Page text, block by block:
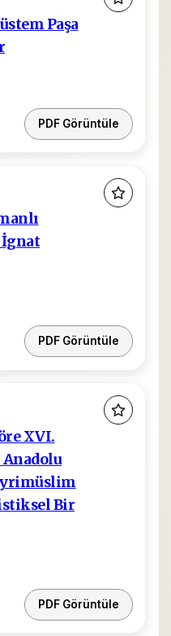
Paşa
PDF Görüntüle
İgnat
PDF Görüntüle
XVI.
Anadolu
Bir
PDF Görüntüle